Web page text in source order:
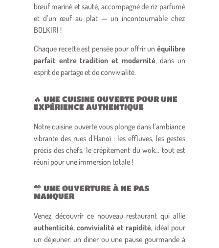
bœuf mariné et sauté, accompagné de riz parfumé
et d’un œuf au plat — un incontournable chez
BOLKIRI !
Chaque recette est pensée pour offrir un équilibre
parfait entre tradition et modernité, dans un
esprit de partage et de convivialité.
🔥 UNE CUISINE OUVERTE POUR UNE
EXPÉRIENCE AUTHENTIQUE
Notre cuisine ouverte vous plonge dans l’ambiance
vibrante des rues d’Hanoï : les effluves, les gestes
précis des chefs, le crépitement du wok… tout est
réuni pour une immersion totale !
💛 UNE OUVERTURE À NE PAS
MANQUER
Venez découvrir ce nouveau restaurant qui allie
authenticité, convivialité et rapidité, idéal pour
un déjeuner, un dîner ou une pause gourmande à